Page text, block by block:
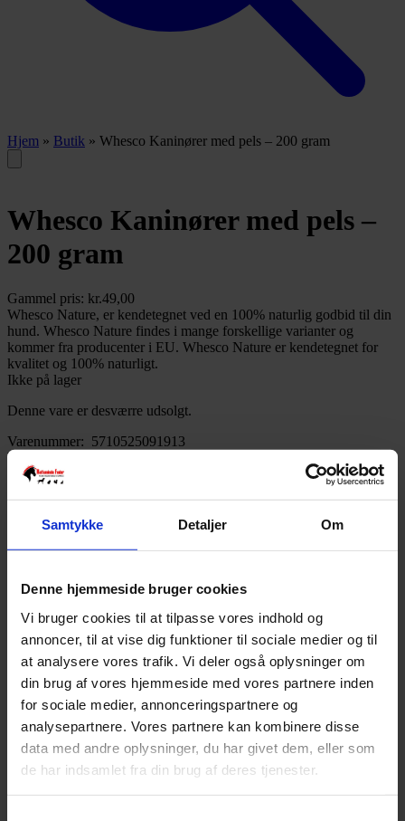
Samtykke Detaljer Om
Denne hjemmeside bruger cookies
Vi bruger cookies til at tilpasse vores indhold og
annoncer, til at vise dig funktioner til sociale medier og til
at analysere vores trafik. Vi deler også oplysninger om
din brug af vores hjemmeside med vores partnere inden
for sociale medier, annonceringspartnere og
analysepartnere. Vores partnere kan kombinere disse
data med andre oplysninger, du har givet dem, eller som
de har indsamlet fra din brug af deres tjenester.
Hjem » Butik » Whesco Kaninører med pels – 200 gram
Whesco Kaninører med pels –
200 gram
Gammel pris: kr.49,00
Whesco Nature, er kendetegnet ved en 100% naturlig godbid til din
hund. Whesco Nature findes i mange forskellige varianter og
kommer fra producenter i EU. Whesco Nature er kendetegnet for
kvalitet og 100% naturligt.
Ikke på lager
Denne vare er desværre udsolgt.
Varenummer: 5710525091913
Varekategori:
Naturlige Tyggesnacks
Kaninøre med pels
100% kanin.
Pelsen bidrager med sunde og naturlige fibre.
Analyse:
Råprotein 46,8%, Rå fedt 21,5%, Råaske 1,02%